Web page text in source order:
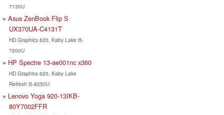
7130U
Asus ZenBook Flip S
UX370UA-C4131T
HD Graphics 620, Kaby Lake i5-
7200U
HP Spectre 13-ae001nc x360
HD Graphics 620, Kaby Lake
Refresh i5-8250U
Lenovo Yoga 920-13IKB-
80Y7002FFR